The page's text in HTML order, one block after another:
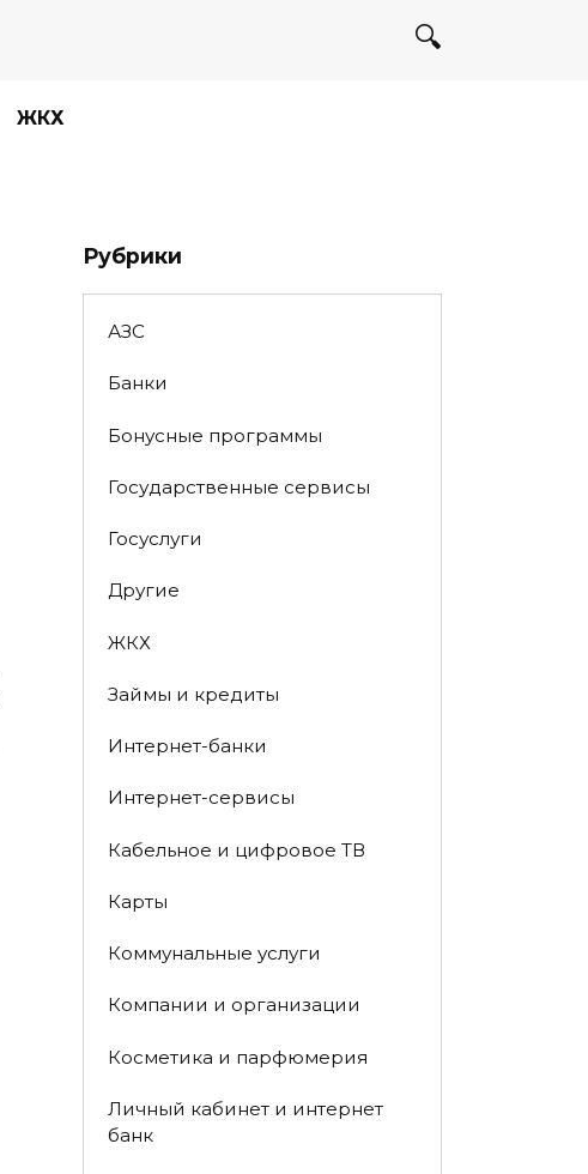
ЖКХ
Рубрики
АЗС
Банки
Бонусные программы
Государственные сервисы
Госуслуги
Другие
ЖКХ
Займы и кредиты
Интернет-банки
Интернет-сервисы
Кабельное и цифровое ТВ
Карты
Коммунальные услуги
Компании и организации
Косметика и парфюмерия
Личный кабинет и интернет
банк